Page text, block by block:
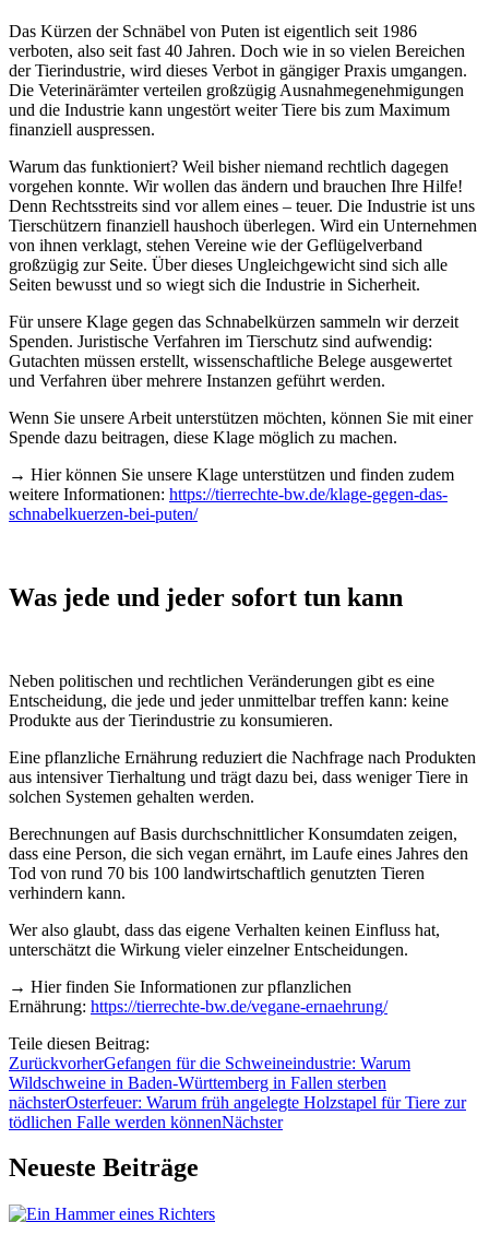
Das Kürzen der Schnäbel von Puten ist eigentlich seit 1986
verboten, also seit fast 40 Jahren. Doch wie in so vielen Bereichen
der Tierindustrie, wird dieses Verbot in gängiger Praxis umgangen.
Die Veterinärämter verteilen großzügig Ausnahmegenehmigungen
und die Industrie kann ungestört weiter Tiere bis zum Maximum
finanziell auspressen.
Warum das funktioniert? Weil bisher niemand rechtlich dagegen
vorgehen konnte. Wir wollen das ändern und brauchen Ihre Hilfe!
Denn Rechtsstreits sind vor allem eines – teuer. Die Industrie ist uns
Tierschützern finanziell haushoch überlegen. Wird ein Unternehmen
von ihnen verklagt, stehen Vereine wie der Geflügelverband
großzügig zur Seite. Über dieses Ungleichgewicht sind sich alle
Seiten bewusst und so wiegt sich die Industrie in Sicherheit.
Für unsere Klage gegen das Schnabelkürzen sammeln wir derzeit
Spenden. Juristische Verfahren im Tierschutz sind aufwendig:
Gutachten müssen erstellt, wissenschaftliche Belege ausgewertet
und Verfahren über mehrere Instanzen geführt werden.
Wenn Sie unsere Arbeit unterstützen möchten, können Sie mit einer
Spende dazu beitragen, diese Klage möglich zu machen.
→ Hier können Sie unsere Klage unterstützen und finden zudem
weitere Informationen: https://tierrechte-bw.de/klage-gegen-das-
schnabelkuerzen-bei-puten/
Was jede und jeder sofort tun kann
Neben politischen und rechtlichen Veränderungen gibt es eine
Entscheidung, die jede und jeder unmittelbar treffen kann: keine
Produkte aus der Tierindustrie zu konsumieren.
Eine pflanzliche Ernährung reduziert die Nachfrage nach Produkten
aus intensiver Tierhaltung und trägt dazu bei, dass weniger Tiere in
solchen Systemen gehalten werden.
Berechnungen auf Basis durchschnittlicher Konsumdaten zeigen,
dass eine Person, die sich vegan ernährt, im Laufe eines Jahres den
Tod von rund 70 bis 100 landwirtschaftlich genutzten Tieren
verhindern kann.
Wer also glaubt, dass das eigene Verhalten keinen Einfluss hat,
unterschätzt die Wirkung vieler einzelner Entscheidungen.
→ Hier finden Sie Informationen zur pflanzlichen
Ernährung: https://tierrechte-bw.de/vegane-ernaehrung/
Teile diesen Beitrag:
ZurückvorherGefangen für die Schweineindustrie: Warum
Wildschweine in Baden-Württemberg in Fallen sterben
nächsterOsterfeuer: Warum früh angelegte Holzstapel für Tiere zur
tödlichen Falle werden könnenNächster
Neueste Beiträge